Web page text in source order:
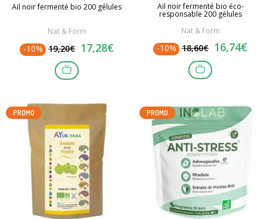
Ail noir fermenté bio 200 gélules
Nat & Form
-10% 19,20€ 17,28€
Ail noir fermenté bio éco-
responsable 200 gélules
Nat & Form
-10% 18,60€ 16,74€
PROMO PROMO